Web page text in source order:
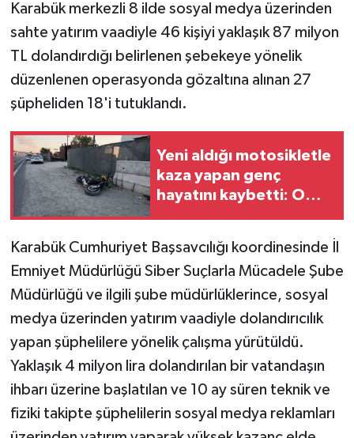
Karabük merkezli 8 ilde sosyal medya üzerinden
sahte yatırım vaadiyle 46 kişiyi yaklaşık 87 milyon
TL dolandırdığı belirlenen şebekeye yönelik
düzenlenen operasyonda gözaltına alınan 27
şüpheliden 18'i tutuklandı.
Yeni aldığı motosikletle
kaza yapan genç
hayatını kaybetti: O
Karabük Cumhuriyet Başsavcılığı koordinesinde İl
Emniyet Müdürlüğü Siber Suçlarla Mücadele Şube
Müdürlüğü ve ilgili şube müdürlüklerince, sosyal
medya üzerinden yatırım vaadiyle dolandırıcılık
yapan şüphelilere yönelik çalışma yürütüldü.
Yaklaşık 4 milyon lira dolandırılan bir vatandaşın
ihbarı üzerine başlatılan ve 10 ay süren teknik ve
fiziki takipte şüphelilerin sosyal medya reklamları